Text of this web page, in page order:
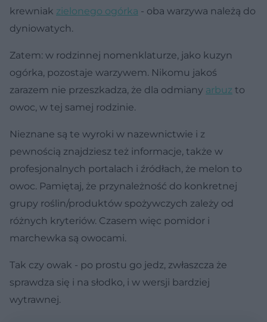
krewniak zielonego ogórka - oba warzywa należą do
dyniowatych.
Zatem: w rodzinnej nomenklaturze, jako kuzyn
ogórka, pozostaje warzywem. Nikomu jakoś
zarazem nie przeszkadza, że dla odmiany arbuz to
owoc, w tej samej rodzinie.
Nieznane są te wyroki w nazewnictwie i z
pewnością znajdziesz też informacje, także w
profesjonalnych portalach i źródłach, że melon to
owoc. Pamiętaj, że przynależność do konkretnej
grupy roślin/produktów spożywczych zależy od
różnych kryteriów. Czasem więc pomidor i
marchewka są owocami.
Tak czy owak - po prostu go jedz, zwłaszcza że
sprawdza się i na słodko, i w wersji bardziej
wytrawnej.